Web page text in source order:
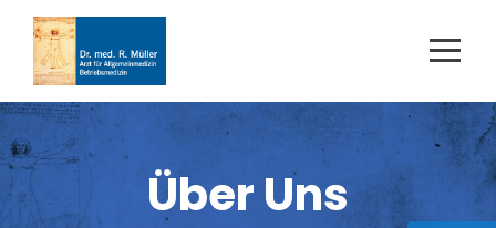
Über Uns